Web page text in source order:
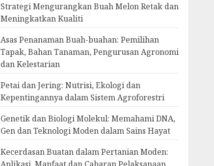
Strategi Mengurangkan Buah Melon Retak dan
Meningkatkan Kualiti
Asas Penanaman Buah-buahan: Pemilihan
Tapak, Bahan Tanaman, Pengurusan Agronomi
dan Kelestarian
Petai dan Jering: Nutrisi, Ekologi dan
Kepentingannya dalam Sistem Agroforestri
Genetik dan Biologi Molekul: Memahami DNA,
Gen dan Teknologi Moden dalam Sains Hayat
Kecerdasan Buatan dalam Pertanian Moden: